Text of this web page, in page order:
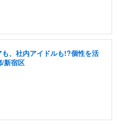
、社内アイドルも!?個性を活
新宿区